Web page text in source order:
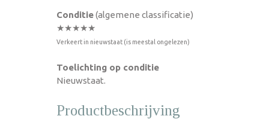
Conditie(algemene classificatie)
★★★★★
Verkeert in nieuwstaat (is meestal ongelezen)
Toelichting op conditie
Nieuwstaat.
Productbeschrijving